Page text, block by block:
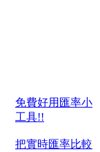
免費好用匯率小
工具!!
把實時匯率比較